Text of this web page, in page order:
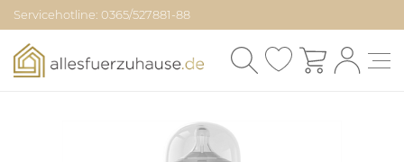
Servicehotline: 0365/527881-88